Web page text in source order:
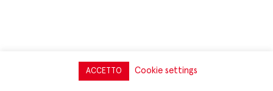
ACCETTO Cookie settings